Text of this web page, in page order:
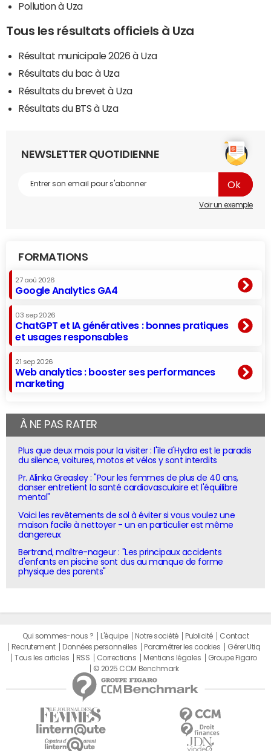
Pollution à Uza
Tous les résultats officiels à Uza
Résultat municipale 2026 à Uza
Résultats du bac à Uza
Résultats du brevet à Uza
Résultats du BTS à Uza
NEWSLETTER QUOTIDIENNE
Voir un exemple
FORMATIONS
27 aoû 2026
Google Analytics GA4
03 sep 2026
ChatGPT et IA génératives : bonnes pratiques
et usages responsables
21 sep 2026
Web analytics : booster ses performances
marketing
À NE PAS RATER
Plus que deux mois pour la visiter : l'île d'Hydra est le paradis
du silence, voitures, motos et vélos y sont interdits
Pr. Alinka Greasley : "Pour les femmes de plus de 40 ans,
danser entretient la santé cardiovasculaire et l'équilibre
mental"
Voici les revêtements de sol à éviter si vous voulez une
maison facile à nettoyer - un en particulier est même
dangereux
Bertrand, maître-nageur : "Les principaux accidents
d'enfants en piscine sont dus au manque de forme
physique des parents"
Qui sommes-nous ? L'équipe Notre société Publicité
Contact
Recrutement
Données personnelles Paramétrer les cookies
Gérer Utiq
Tous les articles
RSS Corrections Mentions légales
Groupe Figaro
© 2025 CCM Benchmark